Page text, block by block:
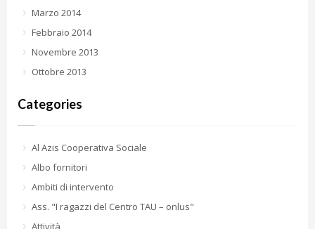
Marzo 2014
Febbraio 2014
Novembre 2013
Ottobre 2013
Categories
Al Azis Cooperativa Sociale
Albo fornitori
Ambiti di intervento
Ass. "I ragazzi del Centro TAU – onlus"
Attività